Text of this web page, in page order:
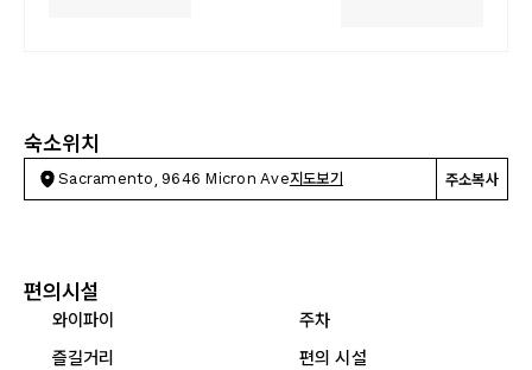
숙소위치
Sacramento, 9646 Micron Ave지도보기 주소복사
편의시설
와이파이
주차
즐길거리
편의 시설